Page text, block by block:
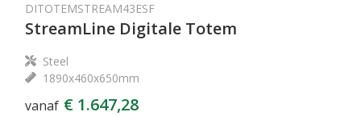
DITOTEMSTREAM43ESF
StreamLine Digitale Totem
Steel
1890x460x650mm
vanaf € 1.647,28